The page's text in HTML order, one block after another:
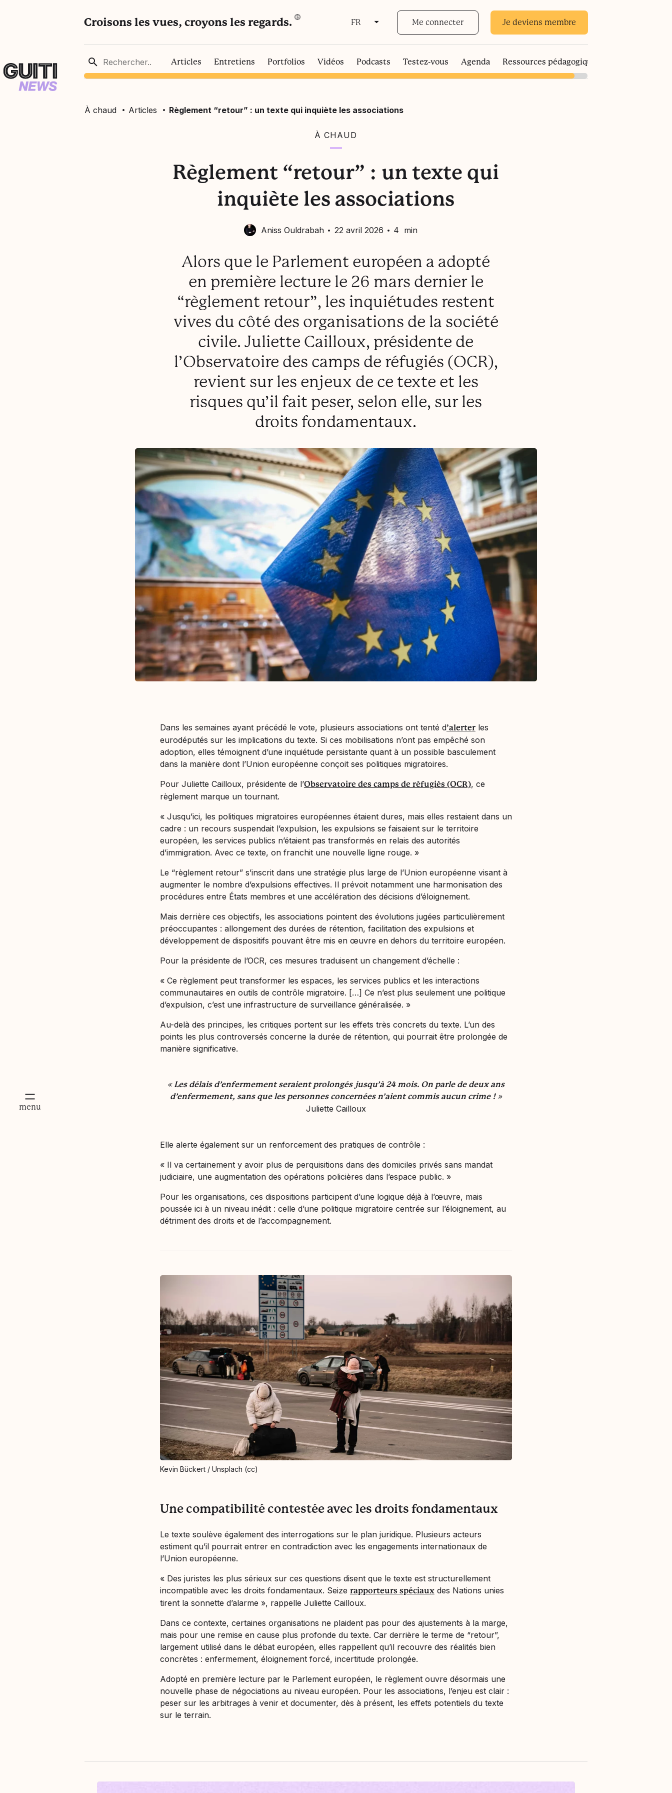
menu
Croisons les vues, croyons les regards.
FR
EN
Me connecter Je deviens membre
Articles Entretiens Portfolios Vidéos Podcasts Testez-vous Agenda Ressources pédagogiques
À chaud Articles Règlement “retour” : un texte qui inquiète les associations
À CHAUD
Règlement “retour” : un texte qui
inquiète les associations
Aniss Ouldrabah 22 avril 2026 4 min
Alors que le Parlement européen a adopté
en première lecture le 26 mars dernier le
“règlement retour”, les inquiétudes restent
vives du côté des organisations de la société
civile. Juliette Cailloux, présidente de
l’Observatoire des camps de réfugiés (OCR),
revient sur les enjeux de ce texte et les
risques qu’il fait peser, selon elle, sur les
droits fondamentaux.
Dans les semaines ayant précédé le vote, plusieurs associations ont tenté d’alerterles
eurodéputés sur les implications du texte. Si ces mobilisations n’ont pas empêché son
adoption, elles témoignent d’une inquiétude persistante quant à un possible basculement
dans la manière dont l’Union européenne conçoit ses politiques migratoires.
Pour Juliette Cailloux, présidente de l’Observatoire des camps de réfugiés (OCR), ce
règlement marque un tournant.
« Jusqu’ici, les politiques migratoires européennes étaient dures, mais elles restaient dans un
cadre : un recours suspendait l’expulsion, les expulsions se faisaient sur le territoire
européen, les services publics n’étaient pas transformés en relais des autorités
d’immigration. Avec ce texte, on franchit une nouvelle ligne rouge. »
Le “règlement retour” s’inscrit dans une stratégie plus large de l’Union européenne visant à
augmenter le nombre d’expulsions effectives. Il prévoit notamment une harmonisation des
procédures entre États membres et une accélération des décisions d’éloignement.
Mais derrière ces objectifs, les associations pointent des évolutions jugées particulièrement
préoccupantes : allongement des durées de rétention, facilitation des expulsions et
développement de dispositifs pouvant être mis en œuvre en dehors du territoire européen.
Pour la présidente de l’OCR, ces mesures traduisent un changement d’échelle :
« Ce règlement peut transformer les espaces, les services publics et les interactions
communautaires en outils de contrôle migratoire. […] Ce n’est plus seulement une politique
d’expulsion, c’est une infrastructure de surveillance généralisée. »
Au-delà des principes, les critiques portent sur les effets très concrets du texte. L’un des
points les plus controversés concerne la durée de rétention, qui pourrait être prolongée de
manière significative.
« Les délais d’enfermement seraient prolongés jusqu’à 24 mois. On parle de deux ans
d’enfermement, sans que les personnes concernées n’aient commis aucun crime ! »
Juliette Cailloux
Elle alerte également sur un renforcement des pratiques de contrôle :
« Il va certainement y avoir plus de perquisitions dans des domiciles privés sans mandat
judiciaire, une augmentation des opérations policières dans l’espace public. »
Pour les organisations, ces dispositions participent d’une logique déjà à l’œuvre, mais
poussée ici à un niveau inédit : celle d’une politique migratoire centrée sur l’éloignement, au
détriment des droits et de l’accompagnement.
Kevin Bückert / Unsplach (cc)
Une compatibilité contestée avec les droits fondamentaux
Le texte soulève également des interrogations sur le plan juridique. Plusieurs acteurs
estiment qu’il pourrait entrer en contradiction avec les engagements internationaux de
l’Union européenne.
« Des juristes les plus sérieux sur ces questions disent que le texte est structurellement
incompatible avec les droits fondamentaux. Seize rapporteurs spéciauxdes Nations unies
tirent la sonnette d’alarme », rappelle Juliette Cailloux.
Dans ce contexte, certaines organisations ne plaident pas pour des ajustements à la marge,
mais pour une remise en cause plus profonde du texte. Car derrière le terme de “retour”,
largement utilisé dans le débat européen, elles rappellent qu’il recouvre des réalités bien
concrètes : enfermement, éloignement forcé, incertitude prolongée.
Adopté en première lecture par le Parlement européen, le règlement ouvre désormais une
nouvelle phase de négociations au niveau européen. Pour les associations, l’enjeu est clair :
peser sur les arbitrages à venir et documenter, dès à présent, les effets potentiels du texte
sur le terrain.